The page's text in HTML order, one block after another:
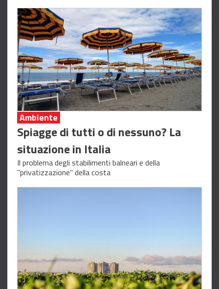
Ambiente
Spiagge di tutti o di nessuno? La
situazione in Italia
Il problema degli stabilimenti balneari e della
"privatizzazione" della costa